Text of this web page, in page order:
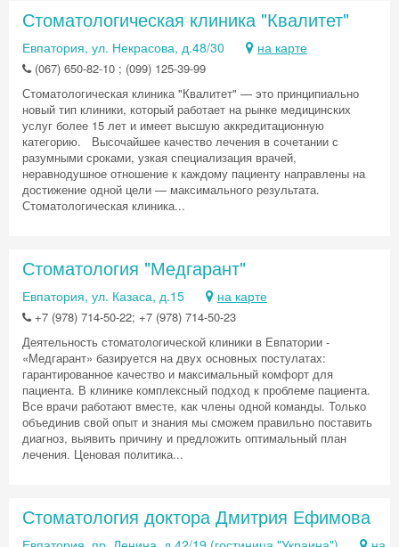
Стоматологическая клиника "Квалитет"
Евпатория, ул. Некрасова, д.48/30 на карте
(067) 650-82-10 ; (099) 125-39-99
Стоматологическая клиника "Квалитет" — это принципиально
новый тип клиники, который работает на рынке медицинских
услуг более 15 лет и имеет высшую аккредитационную
категорию. Высочайшее качество лечения в сочетании с
разумными сроками, узкая специализация врачей,
неравнодушное отношение к каждому пациенту направлены на
достижение одной цели — максимального результата.
Стоматологическая клиника...
Стоматология "Медгарант"
Евпатория, ул. Казаса, д.15 на карте
+7 (978) 714-50-22; +7 (978) 714-50-23
Деятельность стоматологической клиники в Евпатории -
«Медгарант» базируется на двух основных постулатах:
гарантированное качество и максимальный комфорт для
пациента. В клинике комплексный подход к проблеме пациента.
Все врачи работают вместе, как члены одной команды. Только
объединив свой опыт и знания мы сможем правильно поставить
диагноз, выявить причину и предложить оптимальный план
лечения. Ценовая политика...
Стоматология доктора Дмитрия Ефимова